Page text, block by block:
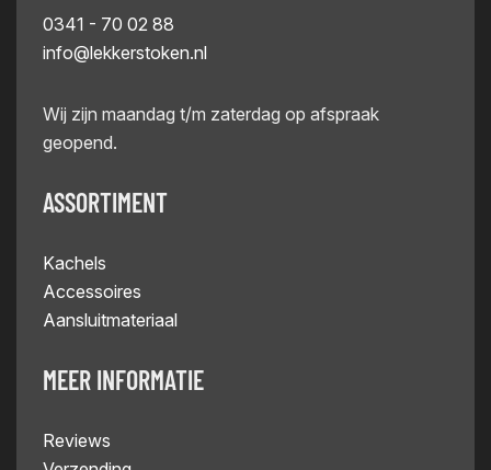
0341 - 70 02 88
info@lekkerstoken.nl
Wij zijn maandag t/m zaterdag op afspraak
geopend.
ASSORTIMENT
Kachels
Accessoires
Aansluitmateriaal
MEER INFORMATIE
Reviews